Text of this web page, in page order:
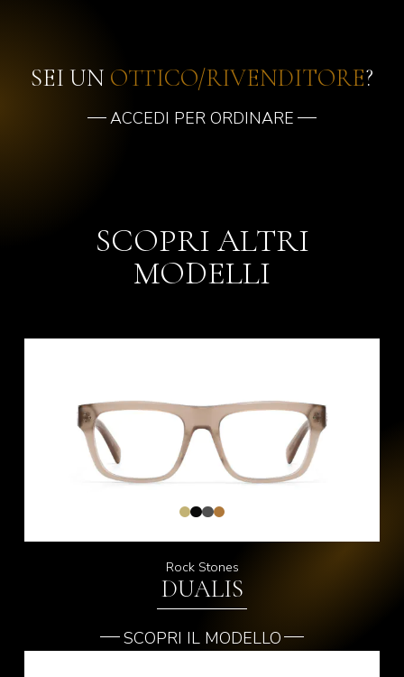
SEI UN OTTICO/RIVENDITORE?
ACCEDI PER ORDINARE
SCOPRI ALTRI
MODELLI
Rock Stones
DUALIS
SCOPRI IL MODELLO